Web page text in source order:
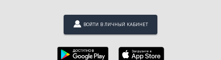
ВОЙТИ В ЛИЧНЫЙ КАБИНЕТ